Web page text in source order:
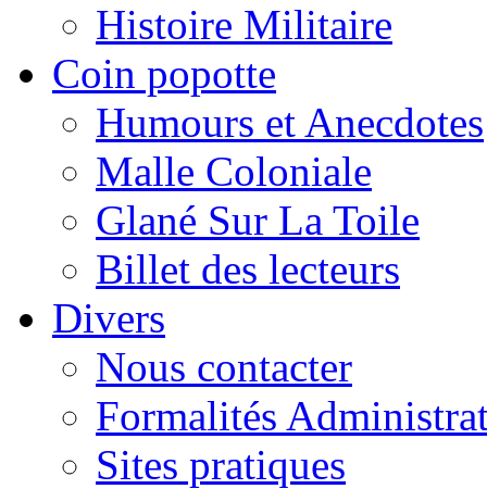
Histoire Militaire
Coin popotte
Humours et Anecdotes
Malle Coloniale
Glané Sur La Toile
Billet des lecteurs
Divers
Nous contacter
Formalités
Sites pratiques